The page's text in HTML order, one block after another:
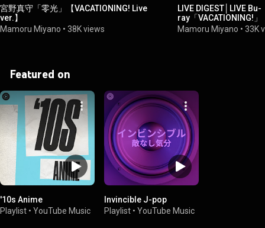
宮野真守「零光」【VACATIONING! Live
ver.】
Mamoru Miyano • 38K views
LIVE DIGEST│LIVE Bu-
ray「VACATIONING!」
Mamoru Miyano •33K
Featured on
'10s Anime
Playlist • YouTube Music
Invincible J-pop
Playlist • YouTube Music